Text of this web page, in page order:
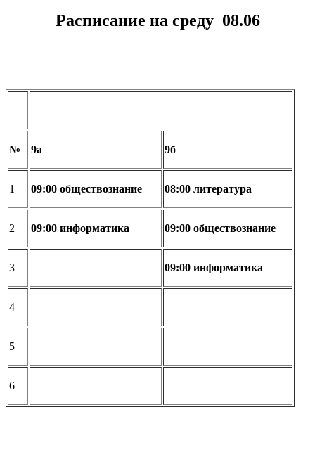
Расписание на среду 08.06
№ 9а 9б
1 09:00 обществознание 08:00 литература
2 09:00 информатика 09:00 обществознание
3 09:00 информатика
4
5
6